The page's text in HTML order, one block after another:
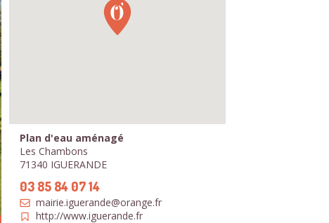
Plan d'eau aménagé
Les Chambons
71340 IGUERANDE
03 85 84 07 14
mairie.iguerande@orange.fr
http://www.iguerande.fr